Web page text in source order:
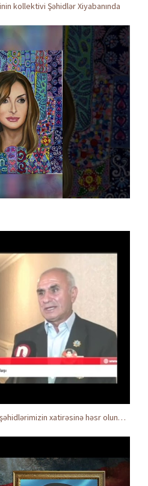
kollektivi Şəhidlər Xiyabanında
AVMVİB Naxçıvan MR təşkilatı şəhidlərimizin xatirəsinə həsr olunmuş tədbir keçirdi